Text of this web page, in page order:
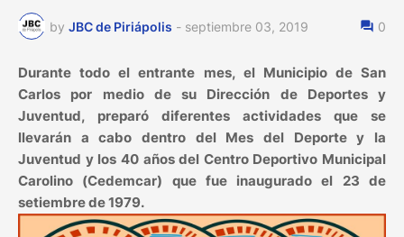
by JBC de Piriápolis - septiembre 03, 2019 0
Durante todo el entrante mes, el Municipio de San
Carlos por medio de su Dirección de Deportes y
Juventud, preparó diferentes actividades que se
llevarán a cabo dentro del Mes del Deporte y la
Juventud y los 40 años del Centro Deportivo Municipal
Carolino (Cedemcar) que fue inaugurado el 23 de
setiembre de 1979.